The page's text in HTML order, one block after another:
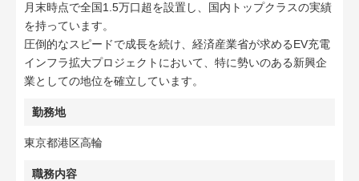
月末時点で全国1.5万口超を設置し、国内トップクラスの実績
を持っています。
圧倒的なスピードで成長を続け、経済産業省が求めるEV充電
インフラ拡大プロジェクトにおいて、特に勢いのある新興企
業としての地位を確立しています。
勤務地
東京都港区高輪
職務内容